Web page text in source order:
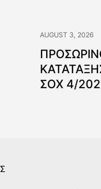
AUGUST 3, 2026
ΣΟΧ 4/